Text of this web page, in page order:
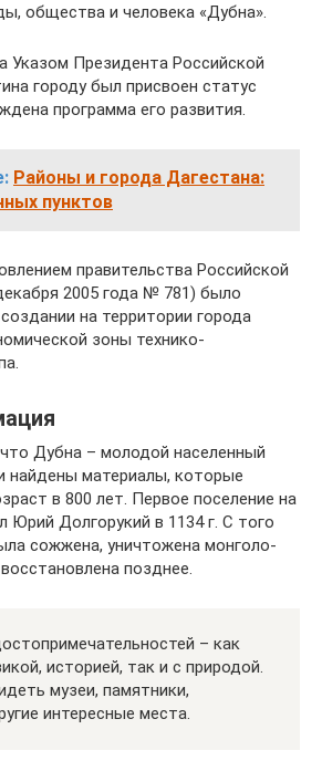
общества и человека «Дубна».
Указом Президента Российской
городу был присвоен статус
программа его развития.
Районы и города Дагестана:
пунктов
правительства Российской
2005 года № 781) было
на территории города
зоны технико-
Дубна – молодой населенный
найдены материалы, которые
в 800 лет. Первое поселение на
Юрий Долгорукий в 1134 г. С того
сожжена, уничтожена монголо-
позднее.
– как
историей, так и с природой.
музеи, памятники,
интересные места.